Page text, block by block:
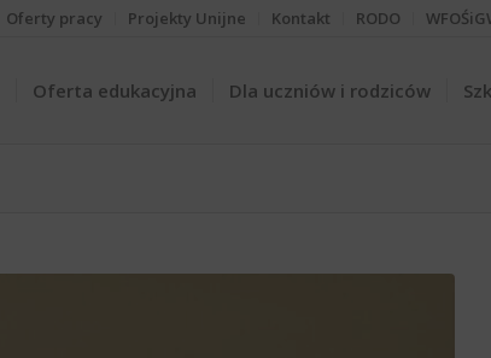
Oferty pracy Projekty Unijne Kontakt RODO
Oferta edukacyjna Dla uczniów i rodziców